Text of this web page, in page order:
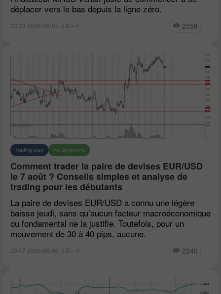
déplacer vers le bas depuis la ligne zéro.
03:23 2026-08-07 UTC--4 2558
Trading plan For beginners
Comment trader la paire de devises EUR/USD
le 7 août ? Conseils simples et analyse de
trading pour les débutants
La paire de devises EUR/USD a connu une légère
baisse jeudi, sans qu’aucun facteur macroéconomique
ou fondamental ne la justifie. Toutefois, pour un
mouvement de 30 à 40 pips, aucune.
23:47 2026-08-06 UTC--4 2240